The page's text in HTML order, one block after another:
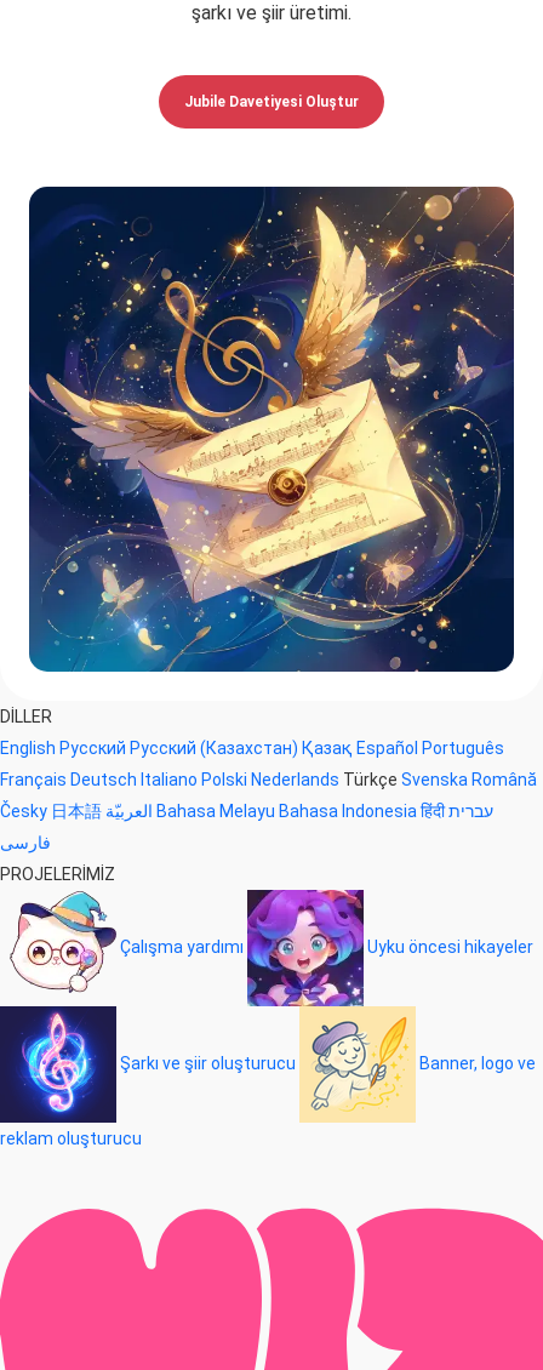
şarkı ve şiir üretimi.
Jubile Davetiyesi Oluştur
DİLLER
English Русский Русский (Казахстан) Қазақ Español Português
Français Deutsch Italiano Polski Nederlands Türkçe Svenska Română
Česky 日本語 Bahasa Melayu Bahasa Indonesia हिंदीעברית
فارسی
PROJELERİMİZ
Çalışma yardımı Uyku öncesi hikayeler
Şarkı ve şiir oluşturucu Banner, logo ve
reklam oluşturucu